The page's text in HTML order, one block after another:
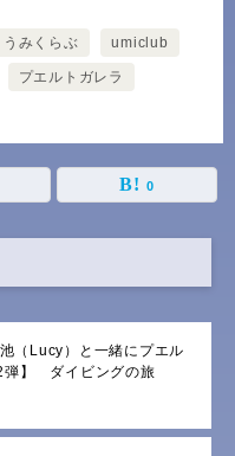
うみくらぶ umiclub
プエルトガレラ
0
Lucy）と一緒にプエル
弾】 ダイビングの旅